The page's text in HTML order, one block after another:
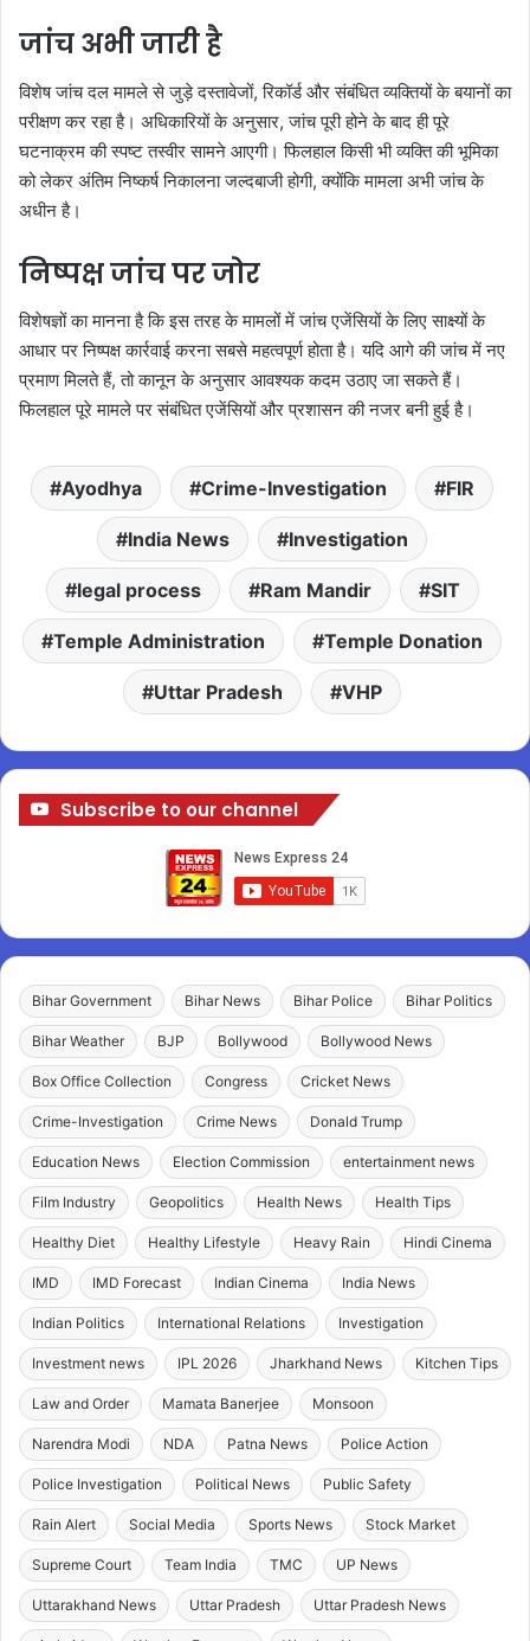
जांच अभी जारी है
विशेष जांच दल मामले से जुड़े दस्तावेजों, रिकॉर्ड और संबंधित व्यक्तियों के बयानों का
परीक्षण कर रहा है। अधिकारियों के अनुसार, जांच पूरी होने के बाद ही पूरे
घटनाक्रम की स्पष्ट तस्वीर सामने आएगी। फिलहाल किसी भी व्यक्ति की भूमिका
को लेकर अंतिम निष्कर्ष निकालना जल्दबाजी होगी, क्योंकि मामला अभी जांच के
अधीन है।
निष्पक्ष जांच पर जोर
विशेषज्ञों का मानना है कि इस तरह के मामलों में जांच एजेंसियों के लिए साक्ष्यों के
आधार पर निष्पक्ष कार्रवाई करना सबसे महत्वपूर्ण होता है। यदि आगे की जांच में नए
प्रमाण मिलते हैं, तो कानून के अनुसार आवश्यक कदम उठाए जा सकते हैं।
फिलहाल पूरे मामले पर संबंधित एजेंसियों और प्रशासन की नजर बनी हुई है।
Ayodhya Crime-Investigation FIR
India News Investigation
legal process Ram Mandir SIT
Temple Administration Temple Donation
Uttar Pradesh VHP
Subscribe to our channel
Bihar Government Bihar News Bihar Police Bihar Politics
Bihar Weather BJP Bollywood Bollywood News
Box Office Collection Congress Cricket News
Crime-Investigation Crime News Donald Trump
Education News Election Commission entertainment news
Film Industry Geopolitics Health News Health Tips
Healthy Diet Healthy Lifestyle Heavy Rain Hindi Cinema
IMD IMD Forecast Indian Cinema India News
Indian Politics International Relations Investigation
Investment news IPL 2026 Jharkhand News Kitchen Tips
Law and Order Mamata Banerjee Monsoon
Narendra Modi NDA Patna News Police Action
Police Investigation Political News Public Safety
Rain Alert Social Media Sports News Stock Market
Supreme Court Team India TMC UP News
Uttarakhand News Uttar Pradesh Uttar Pradesh News